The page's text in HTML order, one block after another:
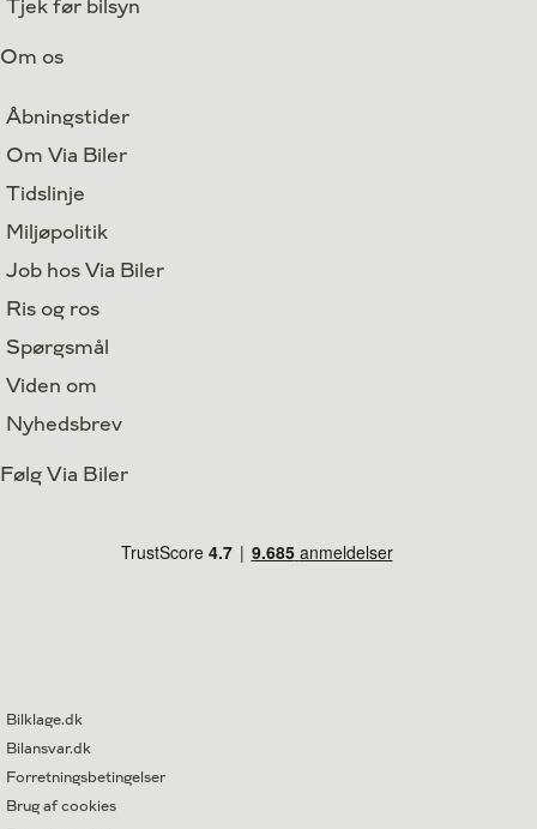
Tjek før bilsyn
Om os
Åbningstider
Om Via Biler
Tidslinje
Miljøpolitik
Job hos Via Biler
Ris og ros
Spørgsmål
Viden om
Nyhedsbrev
Følg Via Biler
Bilklage.dk
Bilansvar.dk
Forretningsbetingelser
Brug af cookies